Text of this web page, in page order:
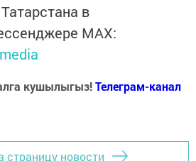
в
MАХ:
кушылыгыз!Телеграм-канал
страницу новости